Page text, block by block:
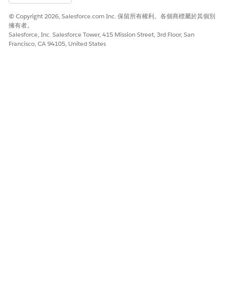
© Copyright 2026, Salesforce.com Inc. 保留所有權利。各個商標屬於其個別
擁有者。
Salesforce, Inc. Salesforce Tower, 415 Mission Street, 3rd Floor, San
Francisco, CA 94105, United States